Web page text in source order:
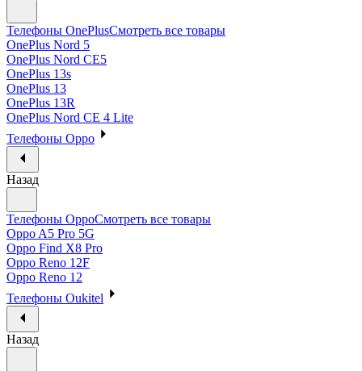
Телефоны OnePlusСмотреть все товары
OnePlus Nord 5
OnePlus Nord CE5
OnePlus 13s
OnePlus 13
OnePlus 13R
OnePlus Nord CE 4 Lite
Телефоны Oppo
Назад
Телефоны OppoСмотреть все товары
Oppo A5 Pro 5G
Oppo Find X8 Pro
Oppo Reno 12F
Oppo Reno 12
Телефоны Oukitel
Назад